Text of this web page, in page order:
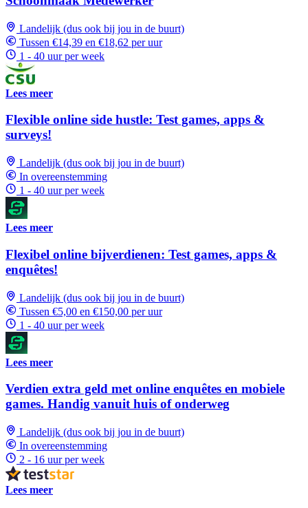
Landelijk (dus ook bij jou in de buurt)
Tussen €14,39 en €18,62 per uur
1 - 40 uur per week
Lees meer
Flexible online side hustle: Test games, apps &
surveys!
Landelijk (dus ook bij jou in de buurt)
In overeenstemming
1 - 40 uur per week
Lees meer
Flexibel online bijverdienen: Test games, apps &
enquêtes!
Landelijk (dus ook bij jou in de buurt)
Tussen €5,00 en €150,00 per uur
1 - 40 uur per week
Lees meer
Verdien extra geld met online enquêtes en mobiele
games. Handig vanuit huis of onderweg
Landelijk (dus ook bij jou in de buurt)
In overeenstemming
2 - 16 uur per week
Lees meer